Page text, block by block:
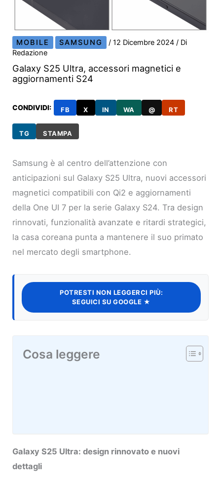
MOBILE SAMSUNG /12 Dicembre 2024/ Di
Redazione
Galaxy S25 Ultra, accessori magnetici e
aggiornamenti S24
CONDIVIDI: FB X IN WA @ RT
TG STAMPA
Samsung è al centro dell’attenzione con
anticipazioni sul Galaxy S25 Ultra, nuovi accessori
magnetici compatibili con Qi2 e aggiornamenti
della One UI 7 per la serie Galaxy S24. Tra design
rinnovati, funzionalità avanzate e ritardi strategici,
la casa coreana punta a mantenere il suo primato
nel mercato degli smartphone.
POTRESTI NON LEGGERCI PIÙ:
SEGUICI SU GOOGLE ★
Cosa leggere
Galaxy S25 Ultra: design rinnovato e nuovi
dettagli